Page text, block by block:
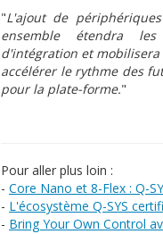
"L'ajout de
ensemble étendra
d'intégration et
accélérer le rythme des
pour la plate-forme."
Pour aller plus loin :
- Core Nano et 8-Flex : Q-
- L'écosystème Q-SYS
- Bring Your Own Control